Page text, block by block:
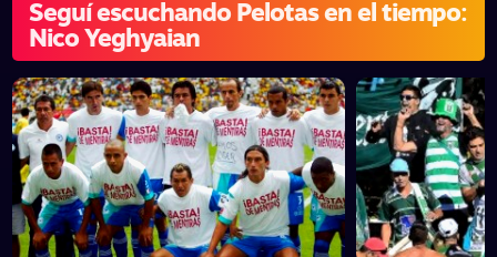
Seguí escuchando Pelotas en el tiempo:
Nico Yeghyaian